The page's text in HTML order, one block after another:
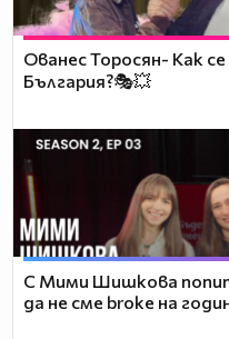
Ованес Торосян- Как
България?🎭💥
С Мими Шишкова
да не сме broke на